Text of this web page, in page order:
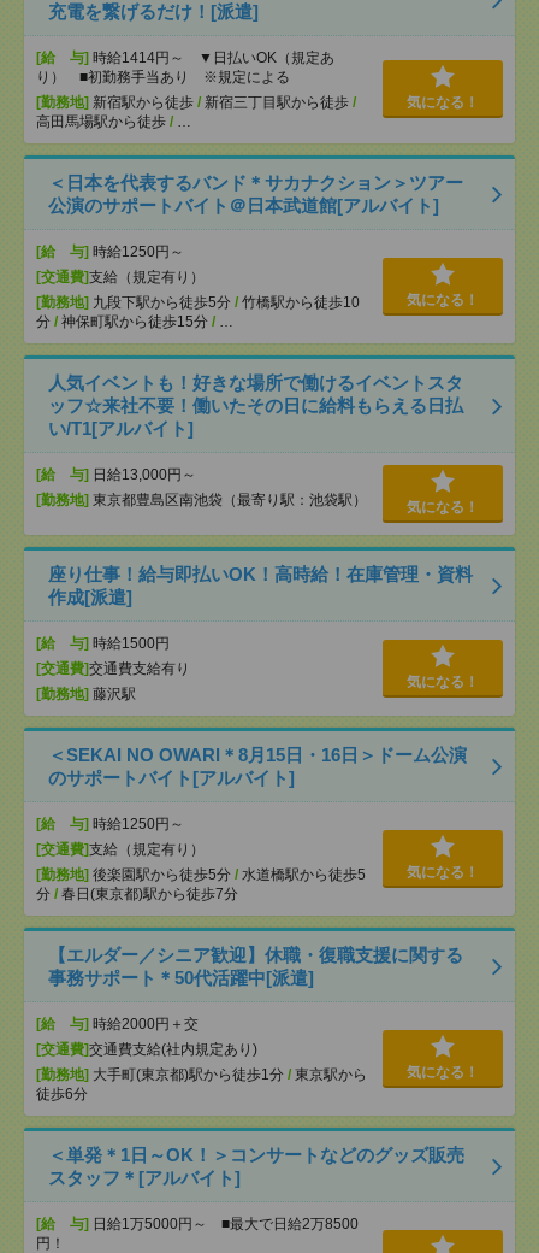
充電を繋げるだけ！[派遣]
[給 与] 時給1414円～ ▼日払いOK（規定あ
り） ■初勤務手当あり ※規定による
[勤務地] 新宿駅から徒歩 / 新宿三丁目駅から徒歩 /
高田馬場駅から徒歩 / …
気になる！
＜日本を代表するバンド＊サカナクション＞ツアー
公演のサポートバイト＠日本武道館[アルバイト]
[給 与] 時給1250円～
[交通費]支給（規定有り）
[勤務地] 九段下駅から徒歩5分 / 竹橋駅から徒歩10
分 / 神保町駅から徒歩15分 / …
気になる！
人気イベントも！好きな場所で働けるイベントスタ
ッフ☆来社不要！働いたその日に給料もらえる日払
い/T1[アルバイト]
[給 与] 日給13,000円～
[勤務地] 東京都豊島区南池袋（最寄り駅：池袋駅） 気になる！
座り仕事！給与即払いOK！高時給！在庫管理・資料
作成[派遣]
[給 与] 時給1500円
[交通費]交通費支給有り
[勤務地] 藤沢駅
気になる！
＜SEKAI NO OWARI＊8月15日・16日＞ドーム公演
のサポートバイト[アルバイト]
[給 与] 時給1250円～
[交通費]支給（規定有り）
[勤務地] 後楽園駅から徒歩5分 / 水道橋駅から徒歩5
分 / 春日(東京都)駅から徒歩7分
気になる！
【エルダー／シニア歓迎】休職・復職支援に関する
事務サポート＊50代活躍中[派遣]
[給 与] 時給2000円＋交
[交通費]交通費支給(社内規定あり)
[勤務地] 大手町(東京都)駅から徒歩1分 / 東京駅から
徒歩6分
気になる！
＜単発＊1日～OK！＞コンサートなどのグッズ販売
スタッフ＊[アルバイト]
[給 与] 日給1万5000円～ ■最大で日給2万8500
円！